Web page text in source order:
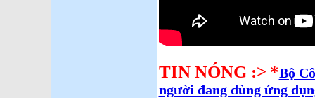
TIN NÓNG :> *Bộ
người đang dùng ứng